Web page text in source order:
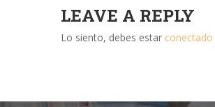
LEAVE A REPLY
Lo siento, debes estar conectado